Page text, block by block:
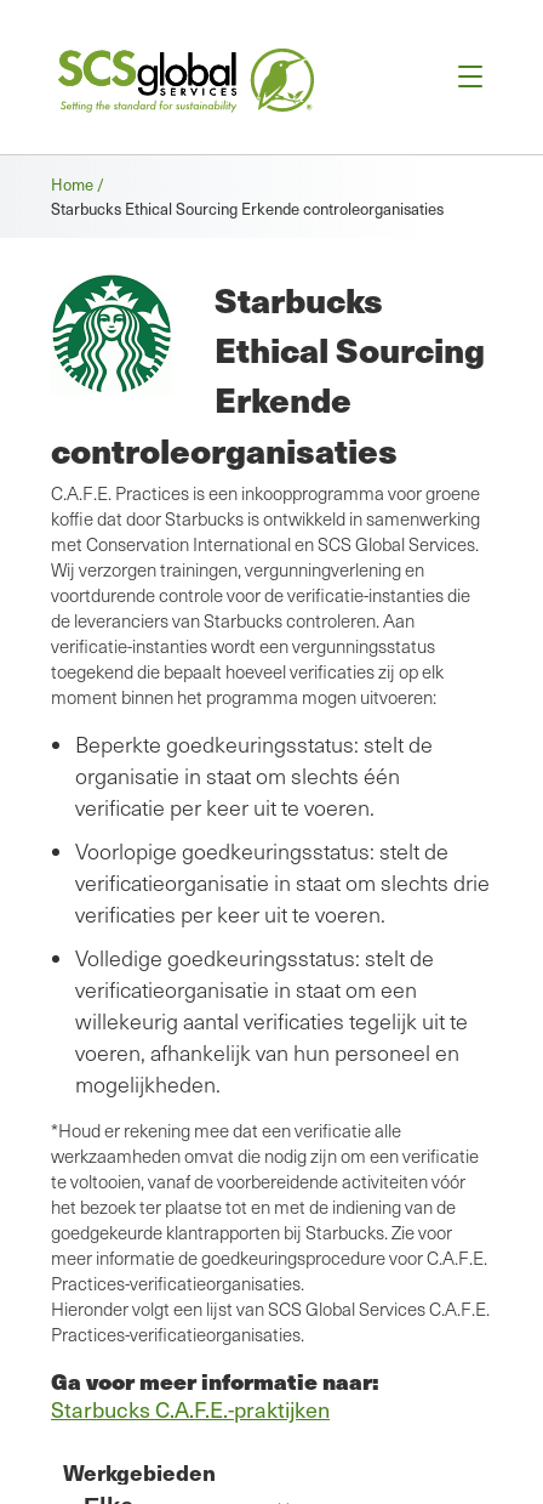
Broodkruimel
Home /
Starbucks Ethical Sourcing Erkende controleorganisaties
Starbucks
Ethical Sourcing
Erkende
controleorganisaties
C.A.F.E. Practices is een inkoopprogramma voor groene
koffie dat door Starbucks is ontwikkeld in samenwerking
met Conservation International en SCS Global Services.
Wij verzorgen trainingen, vergunningverlening en
voortdurende controle voor de verificatie-instanties die
de leveranciers van Starbucks controleren. Aan
verificatie-instanties wordt een vergunningsstatus
toegekend die bepaalt hoeveel verificaties zij op elk
moment binnen het programma mogen uitvoeren:
Beperkte goedkeuringsstatus: stelt de
organisatie in staat om slechts één
verificatie per keer uit te voeren.
Voorlopige goedkeuringsstatus: stelt de
verificatieorganisatie in staat om slechts drie
verificaties per keer uit te voeren.
Volledige goedkeuringsstatus: stelt de
verificatieorganisatie in staat om een
willekeurig aantal verificaties tegelijk uit te
voeren, afhankelijk van hun personeel en
mogelijkheden.
*Houd er rekening mee dat een verificatie alle
werkzaamheden omvat die nodig zijn om een verificatie
te voltooien, vanaf de voorbereidende activiteiten vóór
het bezoek ter plaatse tot en met de indiening van de
goedgekeurde klantrapporten bij Starbucks. Zie voor
meer informatie de goedkeuringsprocedure voor C.A.F.E.
Practices-verificatieorganisaties.
Hieronder volgt een lijst van SCS Global Services C.A.F.E.
Practices-verificatieorganisaties.
Ga voor meer informatie naar:
Starbucks C.A.F.E.-praktijken
Werkgebieden